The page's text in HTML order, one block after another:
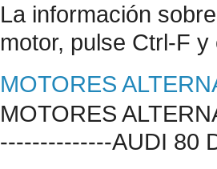
La información
motor, pulse Ctrl-F
MOTORES
MOTORES
--------------AUDI 80